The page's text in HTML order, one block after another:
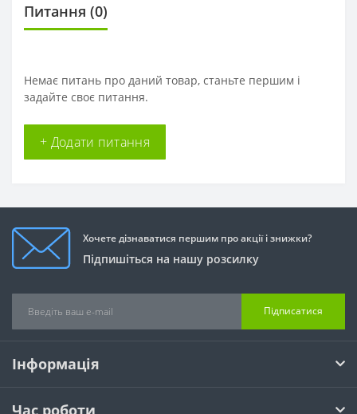
Питання (0)
Немає питань про даний товар, станьте першим і
задайте своє питання.
+ Додати питання
Хочете дізнаватися першим про акції і знижки?
Підпишіться на нашу розсилку
Підписатися
Інформація
Час роботи